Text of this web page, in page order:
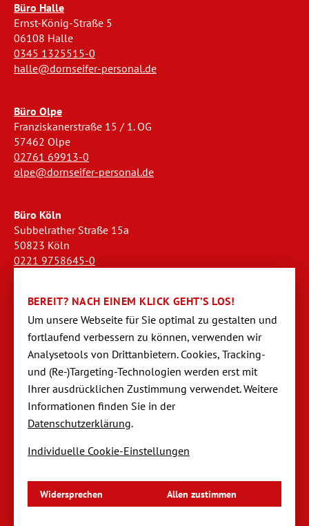
Büro Halle
Ernst-König-Straße 5
06108 Halle
0345 1325515-0
halle@dornseifer-personal.de
Büro Olpe
Franziskanerstraße 15 / 1. OG
57462 Olpe
02761 69913-0
olpe@dornseifer-personal.de
Büro Köln
Subbelrather Straße 15a
50823 Köln
0221 9758645-0
Büro Stendal
Westwall 18
39576 Stendal
03931 520944-0
stendal@dornseifer-personal.de
Datenschutzeinstellungen
BEREIT? NACH EINEM KLICK GEHT’S LOS!
Um unsere Webseite für Sie optimal zu gestalten und
fortlaufend verbessern zu können, verwen­den wir
Analysetools von Dritt­anbietern. Cookies, Tracking-
und (Re-)Targeting-Techno­logien werden erst mit
Ihrer ausdrücklichen Zustimmung verwendet. Weitere
Informationen finden Sie in der
Datenschutzerklärung.
Individuelle Cookie-Einstellungen
Widersprechen Allen zustimmen